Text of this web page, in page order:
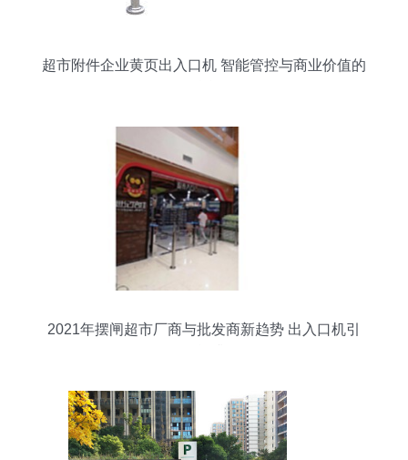
超市附件企业黄页出入口机 智能管控与商业价值的
2021年摆闸超市厂商与批发商新趋势 出入口机引